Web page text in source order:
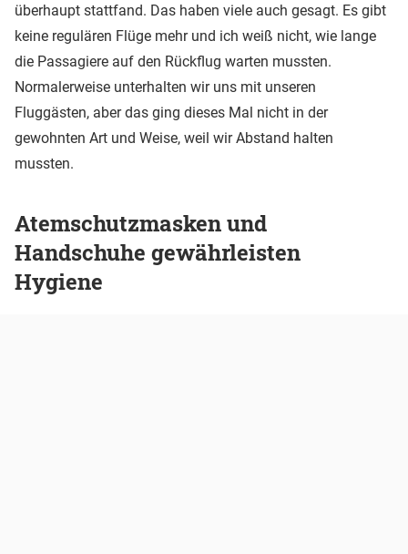
überhaupt stattfand. Das haben viele auch gesagt. Es gibt
keine regulären Flüge mehr und ich weiß nicht, wie lange
die Passagiere auf den Rückflug warten mussten.
Normalerweise unterhalten wir uns mit unseren
Fluggästen, aber das ging dieses Mal nicht in der
gewohnten Art und Weise, weil wir Abstand halten
mussten.
Atemschutzmasken und
Handschuhe gewährleisten
Hygiene